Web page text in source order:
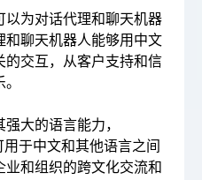
为对话代理和聊天机器
聊天机器人能够用中文
交互，从客户支持和信
大的语言能力，
于中文和其他语言之间
和组织的跨文化交流和